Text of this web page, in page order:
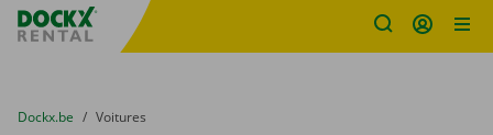
sitename
You are here:
du
Dockx.be to
Voitures